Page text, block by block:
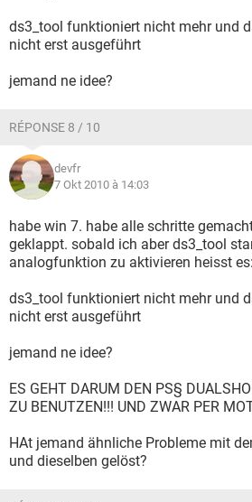
ds3_tool funktioniert nicht mehr und
nicht erst ausgeführt
jemand ne idee?
RÉPONSE 8 / 10
devfr
7 Okt 2010 à 14:03
habe win 7. habe alle schritte
geklappt. sobald ich aber ds3_tool
analogfunktion zu aktivieren heisst es:
ds3_tool funktioniert nicht mehr und
nicht erst ausgeführt
jemand ne idee?
ES GEHT DARUM DEN PS§
ZU BENUTZEN!!! UND ZWAR PER
HAt jemand ähnliche Probleme mit
und dieselben gelöst?